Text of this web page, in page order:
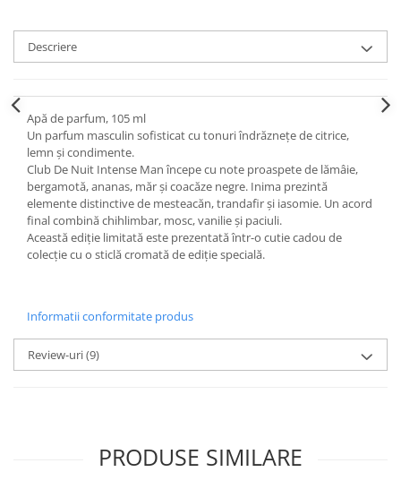
Descriere
Apă de parfum, 105 ml
Un parfum masculin sofisticat cu tonuri îndrăznețe de citrice,
lemn și condimente.
Club De Nuit Intense Man începe cu note proaspete de lămâie,
bergamotă, ananas, măr și coacăze negre. Inima prezintă
elemente distinctive de mesteacăn, trandafir și iasomie. Un acord
final combină chihlimbar, mosc, vanilie și paciuli.
Această ediție limitată este prezentată într-o cutie cadou de
colecție cu o sticlă cromată de ediție specială.
Informatii conformitate produs
Review-uri(9)
PRODUSE SIMILARE